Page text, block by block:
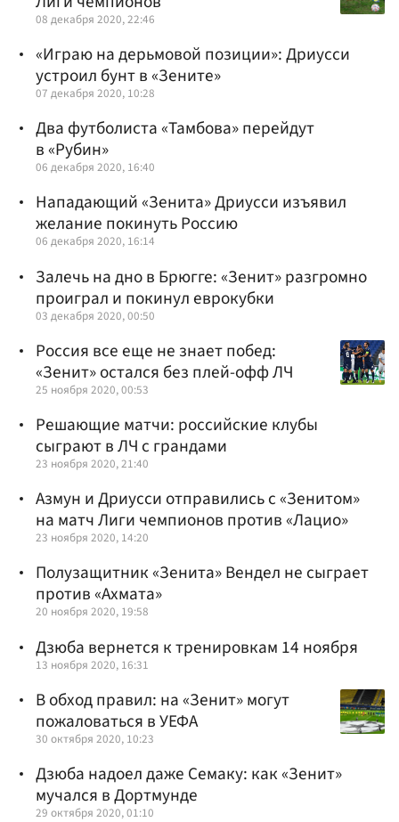
08 декабря 2020, 22:46
«Играю на дерьмовой позиции»: Дриусси
устроил бунт в «Зените»
07 декабря 2020, 10:28
Два футболиста «Тамбова» перейдут
в «Рубин»
06 декабря 2020, 16:40
Нападающий «Зенита» Дриусси изъявил
желание покинуть Россию
06 декабря 2020, 16:14
Залечь на дно в Брюгге: «Зенит» разгромно
проиграл и покинул еврокубки
03 декабря 2020, 00:50
Россия все еще не знает побед:
«Зенит» остался без плей-офф ЛЧ
25 ноября 2020, 00:53
Решающие матчи: российские клубы
сыграют в ЛЧ с грандами
23 ноября 2020, 21:40
Азмун и Дриусси отправились с «Зенитом»
на матч Лиги чемпионов против «Лацио»
23 ноября 2020, 14:20
Полузащитник «Зенита» Вендел не сыграет
против «Ахмата»
20 ноября 2020, 19:58
Дзюба вернется к тренировкам 14 ноября
13 ноября 2020, 16:31
В обход правил: на «Зенит» могут
пожаловаться в УЕФА
30 октября 2020, 10:23
Дзюба надоел даже Семаку: как «Зенит»
мучался в Дортмунде
29 октября 2020, 01:10